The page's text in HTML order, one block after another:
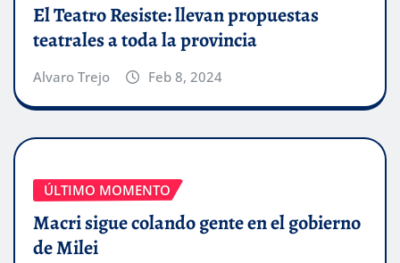
El Teatro Resiste: llevan propuestas
teatrales a toda la provincia
Alvaro Trejo Feb 8, 2024
ÚLTIMO MOMENTO
Macri sigue colando gente en el gobierno
de Milei